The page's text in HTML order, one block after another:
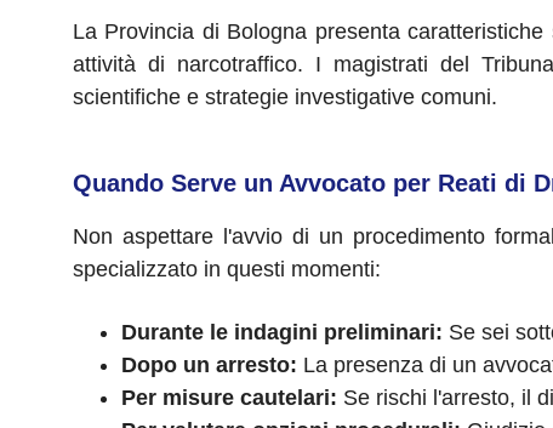
La Provincia di Bologna presenta
attività di narcotraffico. I magistrati del
scientifiche e strategie investigative comuni.
Quando Serve un Avvocato per Reati di
Non aspettare l'avvio di un procedimento
specializzato in questi momenti:
Durante le indagini preliminari: Se sei
Dopo un arresto: La presenza di un
Per misure cautelari: Se rischi l'arresto, il